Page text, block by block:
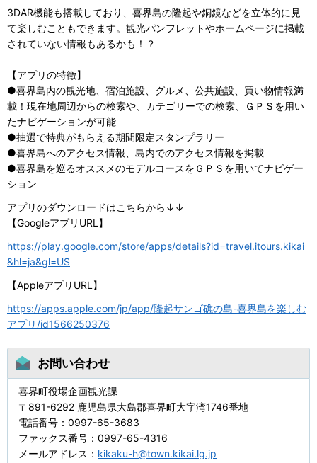
3DAR機能も搭載しており、喜界島の隆起や銅鏡などを立体的に見
て楽しむこともできます。観光パンフレットやホームページに掲載
されていない情報もあるかも！？
【アプリの特徴】
●喜界島内の観光地、宿泊施設、グルメ、公共施設、買い物情報満
載！現在地周辺からの検索や、カテゴリーでの検索、ＧＰＳを用い
たナビゲーションが可能
●抽選で特典がもらえる期間限定スタンプラリー
●喜界島へのアクセス情報、島内でのアクセス情報を掲載
●喜界島を巡るオススメのモデルコースをＧＰＳを用いてナビゲー
ション
アプリのダウンロードはこちらから↓↓
【GoogleアプリURL】
https://play.google.com/store/apps/details?id=travel.itours.kikai
&hl=ja&gl=US
【AppleアプリURL】
https://apps.apple.com/jp/app/隆起サンゴ礁の島-喜界島を楽しむ
アプリ/id1566250376
お問い合わせ
喜界町役場企画観光課
〒891-6292 鹿児島県大島郡喜界町大字湾1746番地
電話番号：0997-65-3683
ファックス番号：0997-65-4316
メールアドレス： kikaku-h@town.kikai.lg.jp